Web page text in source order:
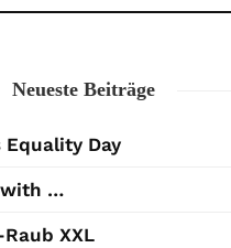
Neueste Beiträge
Equality Day
with …
XXL